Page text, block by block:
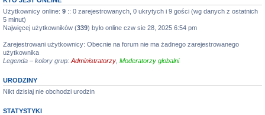
Użytkownicy online: 9 :: 0 zarejestrowanych, 0 ukrytych i 9 gości (wg danych z ostatnich
5 minut)
Najwięcej użytkowników (339) było online czw sie 28, 2025 6:54 pm
Zarejestrowani użytkownicy: Obecnie na forum nie ma żadnego zarejestrowanego
użytkownika
Legenda – kolory grup: Administratorzy Moderatorzy globalni
URODZINY
Nikt dzisiaj nie obchodzi urodzin
STATYSTYKI